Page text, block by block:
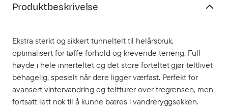
Produktbeskrivelse
Ekstra sterkt og sikkert tunneltelt til helårsbruk,
optimalisert for tøffe forhold og krevende terreng. Full
høyde i hele innerteltet og det store forteltet gjør teltlivet
behagelig, spesielt når dere ligger værfast. Perfekt for
avansert vintervandring og teltturer over tregrensen, men
fortsatt lett nok til å kunne bæres i vandreryggsekken.